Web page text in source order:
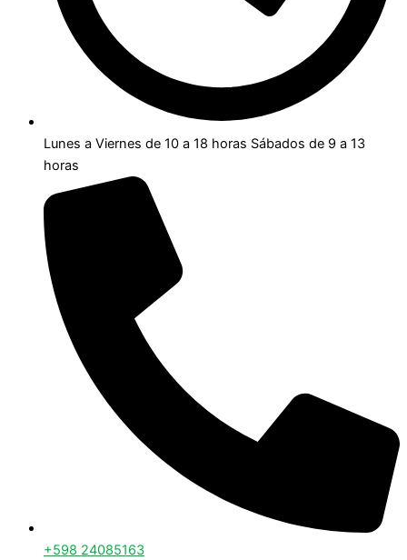
Lunes a Viernes de 10 a 18 horas Sábados de 9 a 13
horas
+598 24085163